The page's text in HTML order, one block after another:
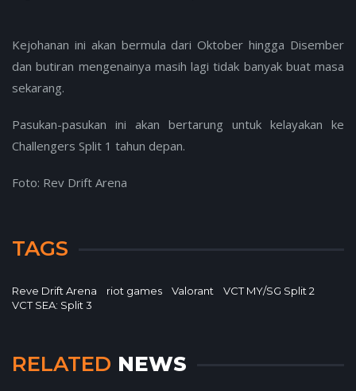
Kejohanan ini akan bermula dari Oktober hingga Disember
dan butiran mengenainya masih lagi tidak banyak buat masa
sekarang.
Pasukan-pasukan ini akan bertarung untuk kelayakan ke
Challengers Split 1 tahun depan.
Foto: Rev Drift Arena
TAGS
Reve Drift Arena riot games Valorant
VCT MY/SG Split 2
VCT SEA: Split 3
RELATED NEWS